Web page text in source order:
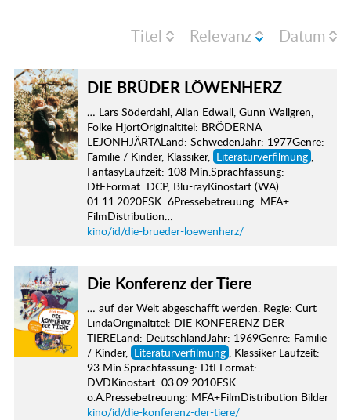
Titel Relevanz Datum
DIE BRÜDER LÖWENHERZ
… Lars Söderdahl, Allan Edwall, Gunn Wallgren,
Folke HjortOriginaltitel: BRÖDERNA
LEJONHJÄRTALand: SchwedenJahr: 1977Genre:
Familie / Kinder, Klassiker, Literaturverfilmung ,
FantasyLaufzeit: 108 Min.Sprachfassung:
DtFFormat: DCP, Blu-rayKinostart (WA):
01.11.2020FSK: 6Pressebetreuung: MFA+
FilmDistribution…
kino/id/die-brueder-loewenherz/
Die Konferenz der Tiere
… auf der Welt abgeschafft werden. Regie: Curt
LindaOriginaltitel: DIE KONFERENZ DER
TIERELand: DeutschlandJahr: 1969Genre: Familie
/ Kinder, Literaturverfilmung , Klassiker Laufzeit:
93 Min.Sprachfassung: DtFFormat:
DVDKinostart: 03.09.2010FSK:
o.A.Pressebetreuung: MFA+FilmDistribution Bilder
kino/id/die-konferenz-der-tiere/